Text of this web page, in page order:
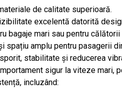
de calitate superioară.
excelentă datorită
bagaje mari sau pentru
spațiu amplu pentru pasagerii
stabilitate și reducerea
sigur la viteze mari,
incluzând: